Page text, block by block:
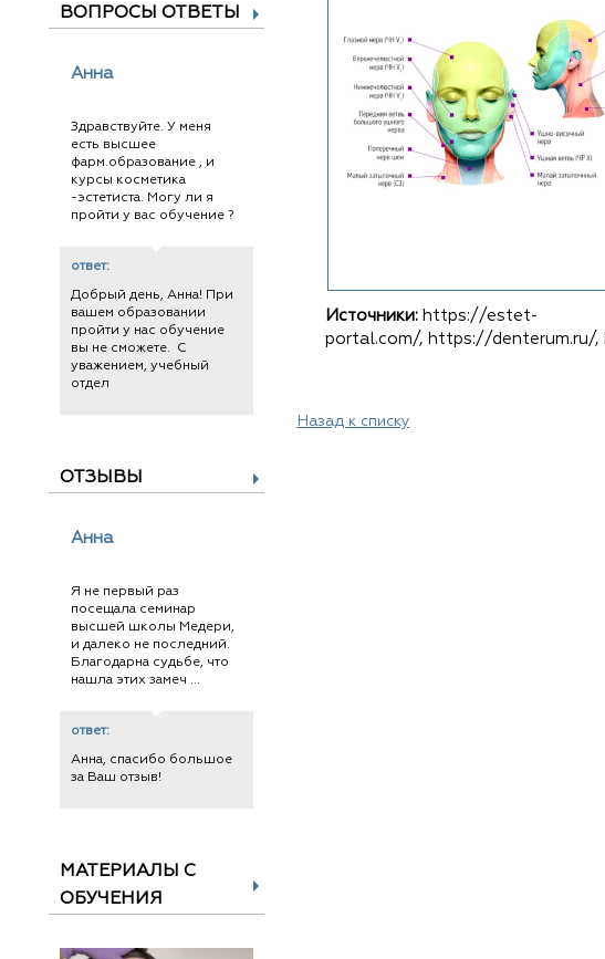
ВОПРОСЫ ОТВЕТЫ
Анна
Здравствуйте. У меня
есть высшее
фарм.образование , и
курсы косметика
-эстетиста. Могу ли я
пройти у вас обучение ?
ответ:
Добрый день, Анна! При
вашем образовании
пройти у нас обучение
вы не сможете. С
уважением, учебный
отдел
ОТЗЫВЫ
Анна
Я не первый раз
посещала семинар
высшей школы Медери,
и далеко не последний.
Благодарна судьбе, что
нашла этих замеч ...
ответ:
Анна, спасибо большое
за Ваш отзыв!
МАТЕРИАЛЫ С
ОБУЧЕНИЯ
Источники: https://estet-
portal.com/, https://denterum.ru/,
Назад к списку